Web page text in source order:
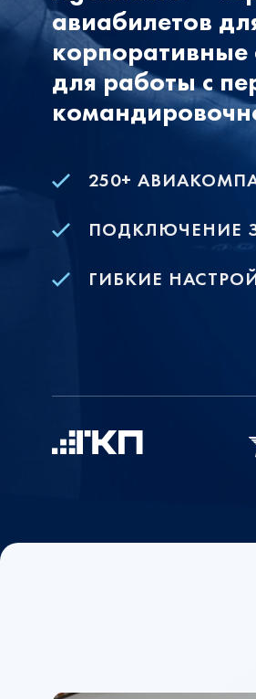
авиабилетов
корпоративные
для работы с
250+
ПОДКЛЮЧЕНИЕ
ГИБКИЕ